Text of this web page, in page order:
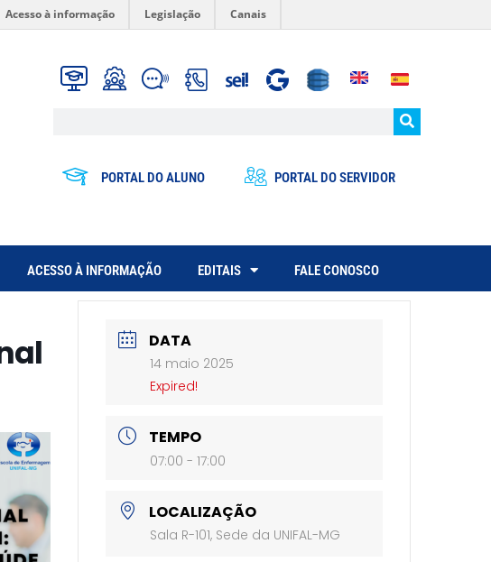
Acesso à informação Legislação Canais
PORTAL DO ALUNO PORTAL DO SERVIDOR
ACESSO À INFORMAÇÃO EDITAIS FALE CONOSCO
DATA
14 maio 2025
Expired!
TEMPO
07:00 - 17:00
LOCALIZAÇÃO
Sala R-101, Sede da UNIFAL-MG